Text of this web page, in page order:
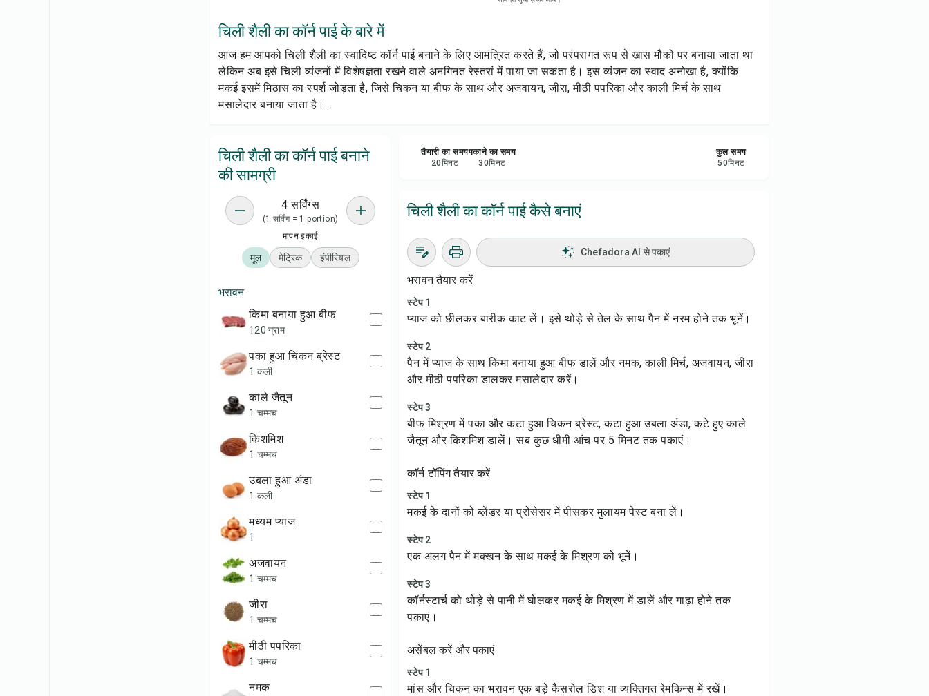
शेयर करें
रिपोर्ट करें
चिली शैली का कॉर्न पाई के बारे में
आज हम आपको चिली शैली का स्वादिष्ट कॉर्न पाई बनाने के लिए आमंत्रित करते हैं, जो परंपरागत रूप से खास मौकों पर बनाया जाता था
लेकिन अब इसे चिली व्यंजनों में विशेषज्ञता रखने वाले अनगिनत रेस्तरां में पाया जा सकता है। इस व्यंजन का स्वाद अनोखा है, क्योंकि
मकई इसमें मिठास का स्पर्श जोड़ता है, जिसे चिकन या बीफ के साथ और अजवायन, जीरा, मीठी पपरिका और काली मिर्च के साथ
मसालेदार बनाया जाता है।...
चिली शैली का कॉर्न पाई बनाने
की सामग्री
4 सर्विंग्स
(1 सर्विंग = 1 portion)
मापन इकाई
मूल मेट्रिक इंपीरियल
भरावन
किमा बनाया हुआ बीफ
120 ग्राम
पका हुआ चिकन ब्रेस्ट
1 कली
काले जैतून
1 चम्मच
किशमिश
1 चम्मच
उबला हुआ अंडा
1 कली
मध्यम प्याज
1
अजवायन
1 चम्मच
जीरा
1 चम्मच
मीठी पपरिका
1 चम्मच
नमक
तैयारी का समय
20मिनट
पकाने का समय
30मिनट
कुल समय
50मिनट
चिली शैली का कॉर्न पाई कैसे बनाएं
Chefadora AI से पकाएं
भरावन तैयार करें
स्टेप 1
प्याज को छीलकर बारीक काट लें। इसे थोड़े से तेल के साथ पैन में नरम होने तक भूनें।
स्टेप 2
पैन में प्याज के साथ किमा बनाया हुआ बीफ डालें और नमक, काली मिर्च, अजवायन, जीरा
और मीठी पपरिका डालकर मसालेदार करें।
स्टेप 3
बीफ मिश्रण में पका और कटा हुआ चिकन ब्रेस्ट, कटा हुआ उबला अंडा, कटे हुए काले
जैतून और किशमिश डालें। सब कुछ धीमी आंच पर 5 मिनट तक पकाएं।
कॉर्न टॉपिंग तैयार करें
स्टेप 1
मकई के दानों को ब्लेंडर या प्रोसेसर में पीसकर मुलायम पेस्ट बना लें।
स्टेप 2
एक अलग पैन में मक्खन के साथ मकई के मिश्रण को भूनें।
स्टेप 3
कॉर्नस्टार्च को थोड़े से पानी में घोलकर मकई के मिश्रण में डालें और गाढ़ा होने तक
पकाएं।
असेंबल करें और पकाएं
स्टेप 1
मांस और चिकन का भरावन एक बड़े कैसरोल डिश या व्यक्तिगत रेमकिन्स में रखें।